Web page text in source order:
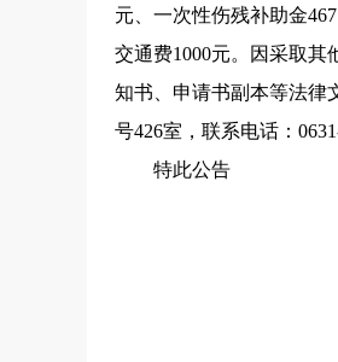
元、一次性伤残补助金
交通费1000元。因采取
知书、申请书副本等法律
号426室，联系电话：
特此公告
荣成